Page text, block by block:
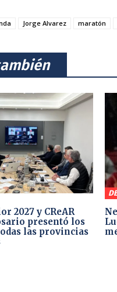
Jorge Alvarez maratón
2027 y CReAR
presentó los
las provincias